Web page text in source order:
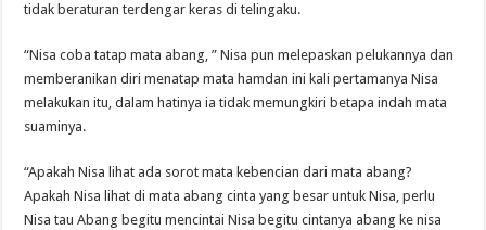
tidak beraturan terdengar keras di telingaku.
“Nisa coba tatap mata abang, ” Nisa pun melepaskan pelukannya dan
memberanikan diri menatap mata hamdan ini kali pertamanya Nisa
melakukan itu, dalam hatinya ia tidak memungkiri betapa indah mata
suaminya.
“Apakah Nisa lihat ada sorot mata kebencian dari mata abang?
Apakah Nisa lihat di mata abang cinta yang besar untuk Nisa, perlu
Nisa tau Abang begitu mencintai Nisa begitu cintanya abang ke nisa